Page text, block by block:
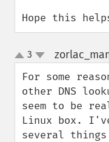
Hope this
up
down
3
For some
other DNS
seem to be
Linux box.
several things